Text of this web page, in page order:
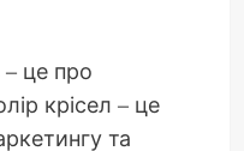
– це про
крісел – це
та